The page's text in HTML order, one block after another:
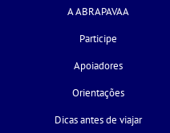
A ABRAPAVAA
Participe
Apoiadores
Orientações
Dicas antes de viajar